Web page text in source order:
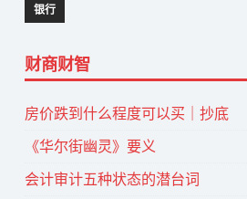
银行
财商财智
房价跌到什么程度可以买｜抄底
《华尔街幽灵》要义
会计审计五种状态的潜台词